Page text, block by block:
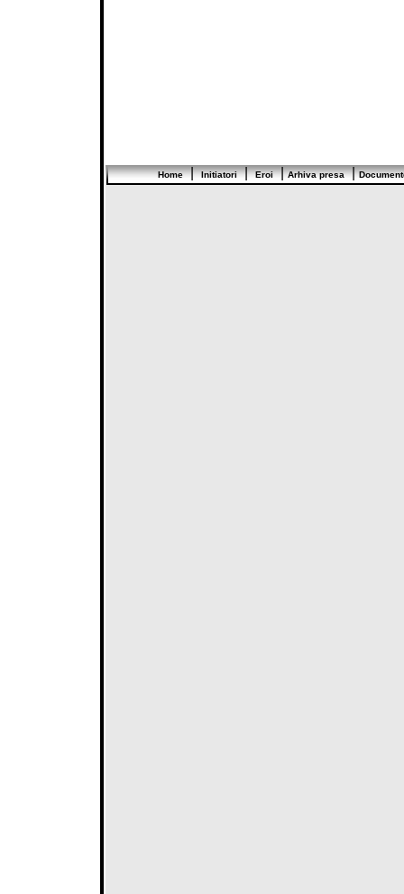
Home | Initiatori | Eroi | Arhiva presa |